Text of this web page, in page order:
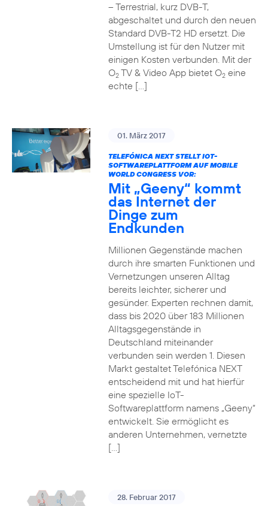
– Terrestrial, kurz DVB-T,
abgeschaltet und durch den neuen
Standard DVB-T2 HD ersetzt. Die
Umstellung ist für den Nutzer mit
einigen Kosten verbunden. Mit der
O2TV & Video App bietet O2eine
echte […]
01. März 2017
TELEFÓNICA NEXT STELLT IOT-
SOFTWAREPLATTFORM AUF MOBILE
WORLD CONGRESS VOR:
Mit „Geeny“ kommt
das Internet der
Dinge zum
Endkunden
Millionen Gegenstände machen
durch ihre smarten Funktionen und
Vernetzungen unseren Alltag
bereits leichter, sicherer und
gesünder. Experten rechnen damit,
dass bis 2020 über 183 Millionen
Alltagsgegenstände in
Deutschland miteinander
verbunden sein werden 1. Diesen
Markt gestaltet Telefónica NEXT
entscheidend mit und hat hierfür
eine spezielle IoT-
Softwareplattform namens „Geeny“
entwickelt. Sie ermöglicht es
anderen Unternehmen, vernetzte
[…]
28. Februar 2017